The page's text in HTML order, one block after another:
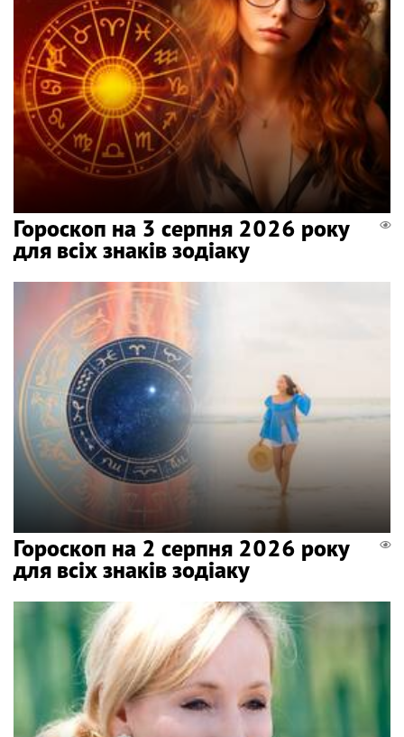
Гороскоп на 3 серпня 2026 року
для всіх знаків зодіаку
Гороскоп на 2 серпня 2026 року
для всіх знаків зодіаку